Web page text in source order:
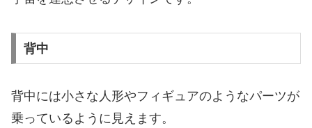
背中
背中には小さな人形やフィギュアのようなパーツが
乗っているように見えます。